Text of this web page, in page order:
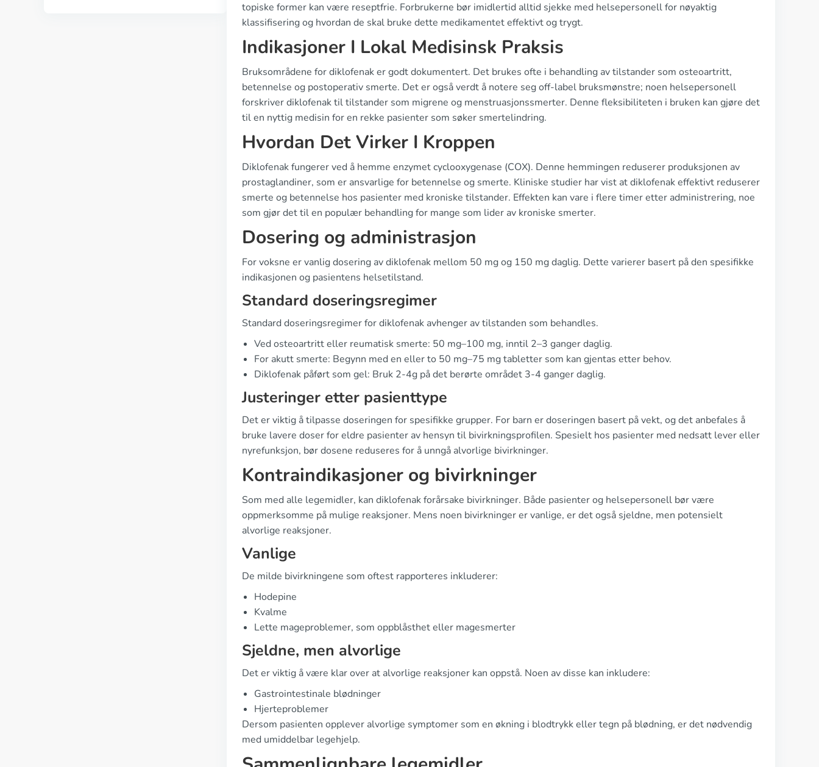
topiske former kan være reseptfrie. Forbrukerne bør imidlertid alltid sjekke med helsepersonell for nøyaktig
klassifisering og hvordan de skal bruke dette medikamentet effektivt og trygt.
Indikasjoner I Lokal Medisinsk Praksis
Bruksområdene for diklofenak er godt dokumentert. Det brukes ofte i behandling av tilstander som osteoartritt,
betennelse og postoperativ smerte. Det er også verdt å notere seg off-label bruksmønstre; noen helsepersonell
forskriver diklofenak til tilstander som migrene og menstruasjonssmerter. Denne fleksibiliteten i bruken kan gjøre det
til en nyttig medisin for en rekke pasienter som søker smertelindring.
Hvordan Det Virker I Kroppen
Diklofenak fungerer ved å hemme enzymet cyclooxygenase (COX). Denne hemmingen reduserer produksjonen av
prostaglandiner, som er ansvarlige for betennelse og smerte. Kliniske studier har vist at diklofenak effektivt reduserer
smerte og betennelse hos pasienter med kroniske tilstander. Effekten kan vare i flere timer etter administrering, noe
som gjør det til en populær behandling for mange som lider av kroniske smerter.
Dosering og administrasjon
For voksne er vanlig dosering av diklofenak mellom 50 mg og 150 mg daglig. Dette varierer basert på den spesifikke
indikasjonen og pasientens helsetilstand.
Standard doseringsregimer
Standard doseringsregimer for diklofenak avhenger av tilstanden som behandles.
Ved osteoartritt eller reumatisk smerte: 50 mg–100 mg, inntil 2–3 ganger daglig.
For akutt smerte: Begynn med en eller to 50 mg–75 mg tabletter som kan gjentas etter behov.
Diklofenak påført som gel: Bruk 2-4g på det berørte området 3-4 ganger daglig.
Justeringer etter pasienttype
Det er viktig å tilpasse doseringen for spesifikke grupper. For barn er doseringen basert på vekt, og det anbefales å
bruke lavere doser for eldre pasienter av hensyn til bivirkningsprofilen. Spesielt hos pasienter med nedsatt lever eller
nyrefunksjon, bør dosene reduseres for å unngå alvorlige bivirkninger.
Kontraindikasjoner og bivirkninger
Som med alle legemidler, kan diklofenak forårsake bivirkninger. Både pasienter og helsepersonell bør være
oppmerksomme på mulige reaksjoner. Mens noen bivirkninger er vanlige, er det også sjeldne, men potensielt
alvorlige reaksjoner.
Vanlige
De milde bivirkningene som oftest rapporteres inkluderer:
Hodepine
Kvalme
Lette mageproblemer, som oppblåsthet eller magesmerter
Sjeldne, men alvorlige
Det er viktig å være klar over at alvorlige reaksjoner kan oppstå. Noen av disse kan inkludere:
Gastrointestinale blødninger
Hjerteproblemer
Dersom pasienten opplever alvorlige symptomer som en økning i blodtrykk eller tegn på blødning, er det nødvendig
med umiddelbar legehjelp.